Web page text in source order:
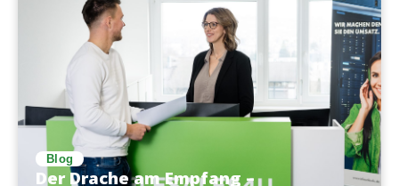
Blog
Der Drache am Empfang –